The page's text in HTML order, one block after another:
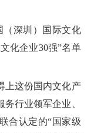
深圳）国际文化
化企业30强”名单
这份国内文化产
行业领军企业、
合认定的“国家级